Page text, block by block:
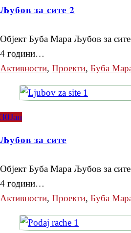
Љубов за сите 2
Објект Буба Мара Љубов за
4 години…
Активности, Проекти, Буба
30Јан
Љубов за сите
Објект Буба Мара Љубов за
4 години…
Активности, Проекти, Буба